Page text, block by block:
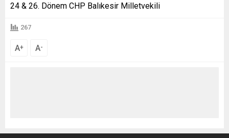
24 & 26. Dönem CHP Balıkesir Milletvekili
267
A+ A-